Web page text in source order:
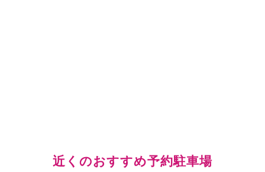
近くのおすすめ予約駐車場